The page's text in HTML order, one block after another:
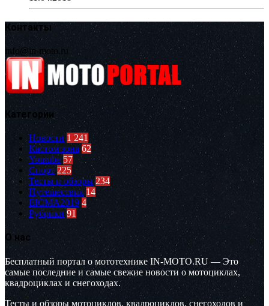
Контакты
info@in-moto.ru
Категории
Новости 1 241
Кастом зона 62
Youtube 57
Спорт 225
Тесты и обзоры 234
Путешествия 14
EICMA2019 4
Рубрики 91
О нас
Бесплатный портал о мототехнике IN-MOTO.RU — Это
самые последние и самые свежие новости о мотоциклах,
квадроциклах и снегоходах.
Тесты и обзоры мотоциклов, квадроциклов, снегоходов и